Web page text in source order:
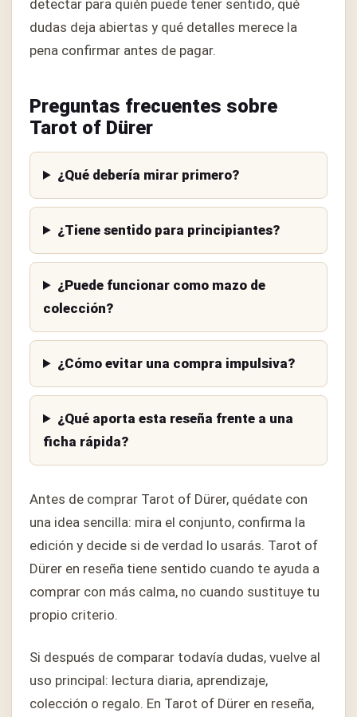
detectar para quién puede tener sentido, qué
dudas deja abiertas y qué detalles merece la
pena confirmar antes de pagar.
Preguntas frecuentes sobre
Tarot of Dürer
¿Qué debería mirar primero?
¿Tiene sentido para principiantes?
¿Puede funcionar como mazo de
colección?
¿Cómo evitar una compra impulsiva?
¿Qué aporta esta reseña frente a una
ficha rápida?
Antes de comprar Tarot of Dürer, quédate con
una idea sencilla: mira el conjunto, confirma la
edición y decide si de verdad lo usarás. Tarot of
Dürer en reseña tiene sentido cuando te ayuda a
comprar con más calma, no cuando sustituye tu
propio criterio.
Si después de comparar todavía dudas, vuelve al
uso principal: lectura diaria, aprendizaje,
colección o regalo. En Tarot of Dürer en reseña,